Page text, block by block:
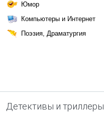
Юмор
Компьютеры и Интернет
Поэзия, Драматургия
Детективы и триллеры